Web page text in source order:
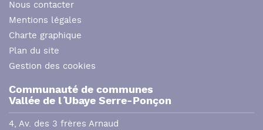
Nous contacter
Mentions légales
Charte graphique
Plan du site
Gestion des cookies
Communauté de communes
Vallée de l´ Ubaye Serre-Ponçon
4, Av. des 3 frères Arnaud